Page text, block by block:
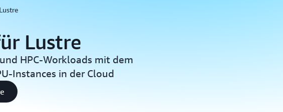
Lustre
HPC-Workloads mit dem
Instances in der Cloud